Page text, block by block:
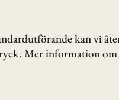
kan vi
Mer information om